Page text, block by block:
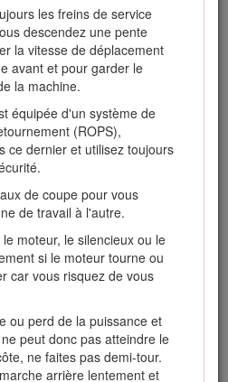
les freins de service
descendez une pente
la vitesse de déplacement
avant et pour garder le
la machine.
équipée d'un système de
(ROPS),
ce dernier et utilisez toujours
de coupe pour vous
de travail à l'autre.
moteur, le silencieux ou le
si le moteur tourne ou
car vous risquez de vous
ou perd de la puissance et
peut donc pas atteindre le
ne faites pas demi-tour.
arrière lentement et
d'une seule pièce pour
sur une remorque ou un
la machine au moyen de
câbles ou cordes. Les
arrière doivent être dirigées
de la machine.
concernant la sécurité
autoportées Toro
renseignements de sécurité
Toro ou d'autres
la sécurité non inclus dans les
mais dont il est important